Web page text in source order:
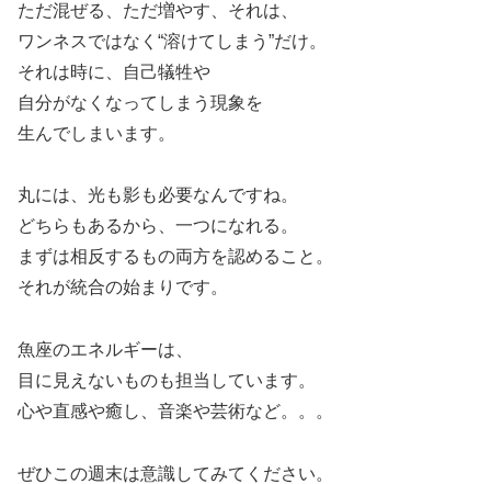
ただ混ぜる、ただ増やす、それは、
ワンネスではなく“溶けてしまう”だけ。
それは時に、自己犠牲や
自分がなくなってしまう現象を
生んでしまいます。
丸には、光も影も必要なんですね。
どちらもあるから、一つになれる。
まずは相反するもの両方を認めること。
それが統合の始まりです。
魚座のエネルギーは、
目に見えないものも担当しています。
心や直感や癒し、音楽や芸術など。。。
ぜひこの週末は意識してみてください。